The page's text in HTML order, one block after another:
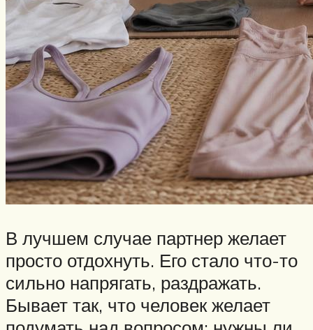
В лучшем случае партнер желает
просто отдохнуть. Его стало что-то
сильно напрягать, раздражать.
Бывает так, что человек желает